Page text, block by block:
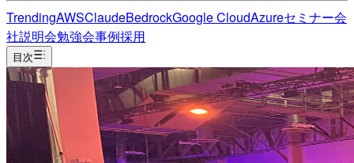
TrendingAWSClaudeBedrockGoogle CloudAzureセミナー会
社説明会勉強会事例採用
目次